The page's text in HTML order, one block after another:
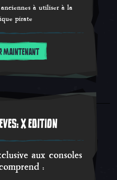
à utiliser à la
pirate
MAINTENANT
X EDITION
aux consoles
: